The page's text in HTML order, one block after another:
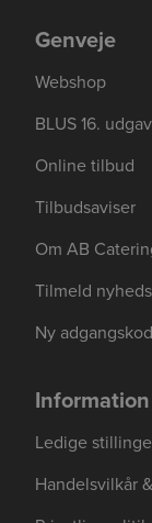
Genveje
Webshop
BLUS 16.
Online tilbud
Tilbudsaviser
Om AB
Tilmeld
Ny
Information
Ledige
Handelsvilkår